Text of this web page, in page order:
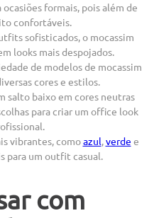
formais, pois além de
confortáveis.
sofisticados, o mocassim
looks mais despojados.
de modelos de mocassim
cores e estilos.
salto baixo em cores neutras
para criar um office look
vibrantes, comoazul,verde e
para um outfit casual.
com